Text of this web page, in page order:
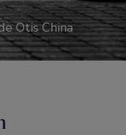
Otis China